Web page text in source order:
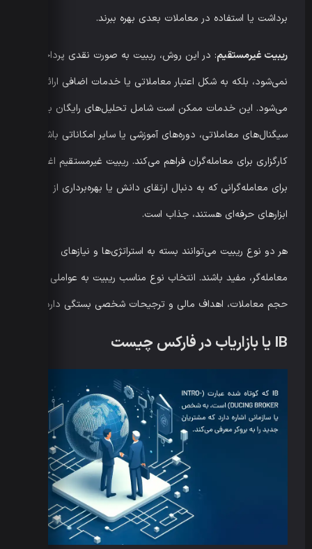
برداشت یا استفاده در معاملات بعدی بهره ببرند.
ریبیت غیرمستقیم: در این روش، ریبیت به صورت نقدی پرداخت
نمی‌شود، بلکه به شکل اعتبار معاملاتی یا خدمات اضافی ارائه
می‌شود. این خدمات ممکن است شامل تحلیل‌های رایگان بازار،
سیگنال‌های معاملاتی، دوره‌های آموزشی یا سایر امکاناتی باشد که
کارگزاری برای معامله‌گران فراهم می‌کند. ریبیت غیرمستقیم اغلب
برای معامله‌گرانی که به دنبال ارتقای دانش یا بهره‌برداری از
ابزارهای حرفه‌ای هستند، جذاب است.
هر دو نوع ریبیت می‌توانند بسته به استراتژی‌ها و نیازهای
معامله‌گر، مفید باشند. انتخاب نوع مناسب ریبیت به عواملی مانند
حجم معاملات، اهداف مالی و ترجیحات شخصی بستگی دارد.
IB یا بازاریاب در فارکس چیست